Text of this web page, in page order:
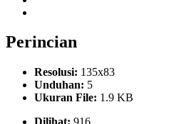
Perincian
Resolusi: 135x83
Unduhan: 5
Ukuran File: 1.9 KB